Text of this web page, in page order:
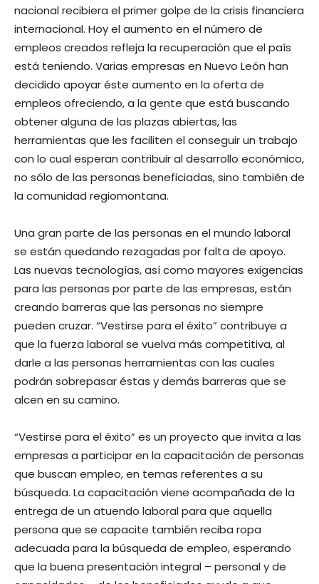
nacional recibiera el primer golpe de la crisis financiera
internacional. Hoy el aumento en el número de
empleos creados refleja la recuperación que el país
está teniendo. Varias empresas en Nuevo León han
decidido apoyar éste aumento en la oferta de
empleos ofreciendo, a la gente que está buscando
obtener alguna de las plazas abiertas, las
herramientas que les faciliten el conseguir un trabajo
con lo cual esperan contribuir al desarrollo económico,
no sólo de las personas beneficiadas, sino también de
la comunidad regiomontana.
Una gran parte de las personas en el mundo laboral
se están quedando rezagadas por falta de apoyo.
Las nuevas tecnologías, así como mayores exigencias
para las personas por parte de las empresas, están
creando barreras que las personas no siempre
pueden cruzar. “Vestirse para el éxito” contribuye a
que la fuerza laboral se vuelva más competitiva, al
darle a las personas herramientas con las cuales
podrán sobrepasar éstas y demás barreras que se
alcen en su camino.
“Vestirse para el éxito” es un proyecto que invita a las
empresas a participar en la capacitación de personas
que buscan empleo, en temas referentes a su
búsqueda. La capacitación viene acompañada de la
entrega de un atuendo laboral para que aquella
persona que se capacite también reciba ropa
adecuada para la búsqueda de empleo, esperando
que la buena presentación integral – personal y de